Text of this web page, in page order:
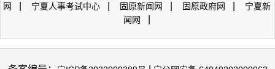
网
宁夏人事考试中心 固原新闻网 固原政府网
宁夏新
闻网